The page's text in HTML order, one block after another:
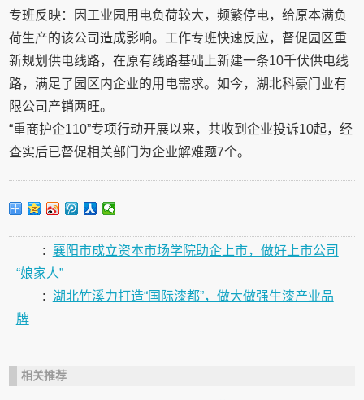
专班反映：因工业园用电负荷较大，频繁停电，给原本满负
荷生产的该公司造成影响。工作专班快速反应，督促园区重
新规划供电线路，在原有线路基础上新建一条10千伏供电线
路，满足了园区内企业的用电需求。如今，湖北科豪门业有
限公司产销两旺。
“重商护企110”专项行动开展以来，共收到企业投诉10起，经
查实后已督促相关部门为企业解难题7个。
: 襄阳市成立资本市场学院助企上市，做好上市公司
“娘家人”
: 湖北竹溪力打造“国际漆都”，做大做强生漆产业品
牌
相关推荐